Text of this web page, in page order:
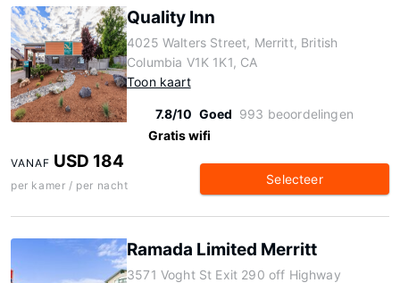
Quality Inn
4025 Walters Street, Merritt, British
Columbia V1K 1K1, CA
Toon kaart
7.8/10 Goed 993 beoordelingen
Gratis wifi
VANAF USD 184
per kamer / per nacht Selecteer
Ramada Limited Merritt
3571 Voght St Exit 290 off Highway